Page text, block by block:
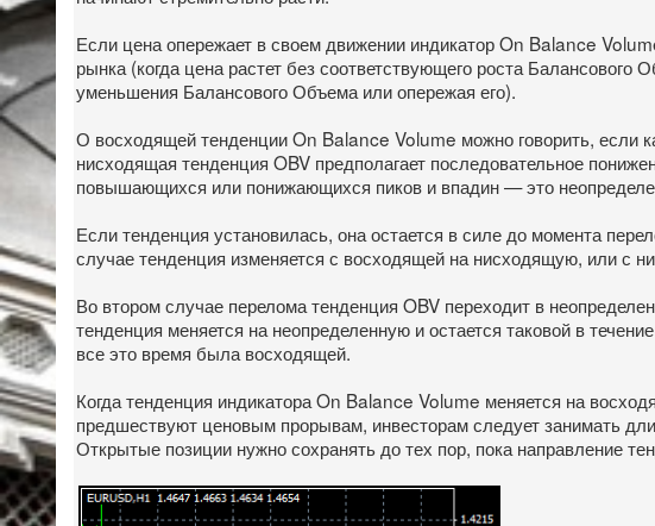
Если цена опережает в своем движении индикатор On Balance
рынка (когда цена растет без соответствующего роста
уменьшения Балансового Объема или опережая его).
О восходящей тенденции On Balance Volume можно говорить,
нисходящая тенденция OBV предполагает последовательное
повышающихся или понижающихся пиков и впадин — это
Если тенденция установилась, она остается в силе до момента
случае тенденция изменяется с восходящей на нисходящую, или с
Во втором случае перелома тенденция OBV переходит в
тенденция меняется на неопределенную и остается таковой в
все это время была восходящей.
Когда тенденция индикатора On Balance Volume меняется на
предшествуют ценовым прорывам, инвесторам следует занимать
Открытые позиции нужно сохранять до тех пор, пока направление